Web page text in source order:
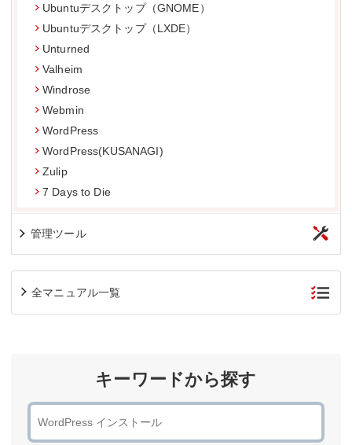
Ubuntuデスクトップ（GNOME）
Ubuntuデスクトップ（LXDE）
Unturned
Valheim
Windrose
Webmin
WordPress
WordPress(KUSANAGI)
Zulip
7 Days to Die
管理ツール
全マニュアル一覧
キーワードから探す